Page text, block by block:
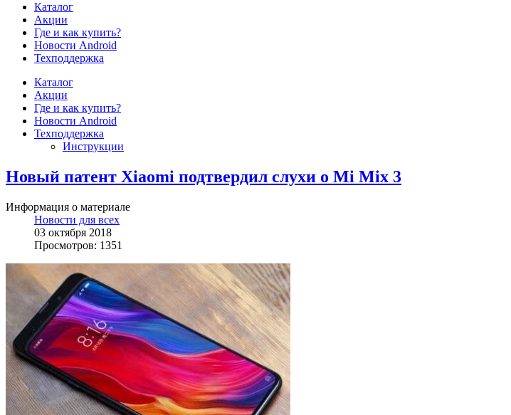
Каталог
Акции
Где и как купить?
Новости Android
Техподдержка
Каталог
Акции
Где и как купить?
Новости Android
Техподдержка
Инструкции
Новый патент Xiaomi подтвердил слухи о Mi Mix 3
Информация о материале
Новости для всех
03 октября 2018
Просмотров: 1351